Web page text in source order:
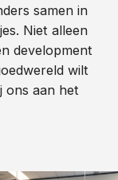
samen in
Niet alleen
development
wilt
ons aan het